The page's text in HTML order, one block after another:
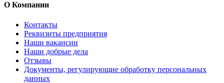
О Компании
Контакты
Реквизиты предприятия
Наши вакансии
Наши добрые дела
Отзывы
Документы, регулирующие обработку персональных
данных